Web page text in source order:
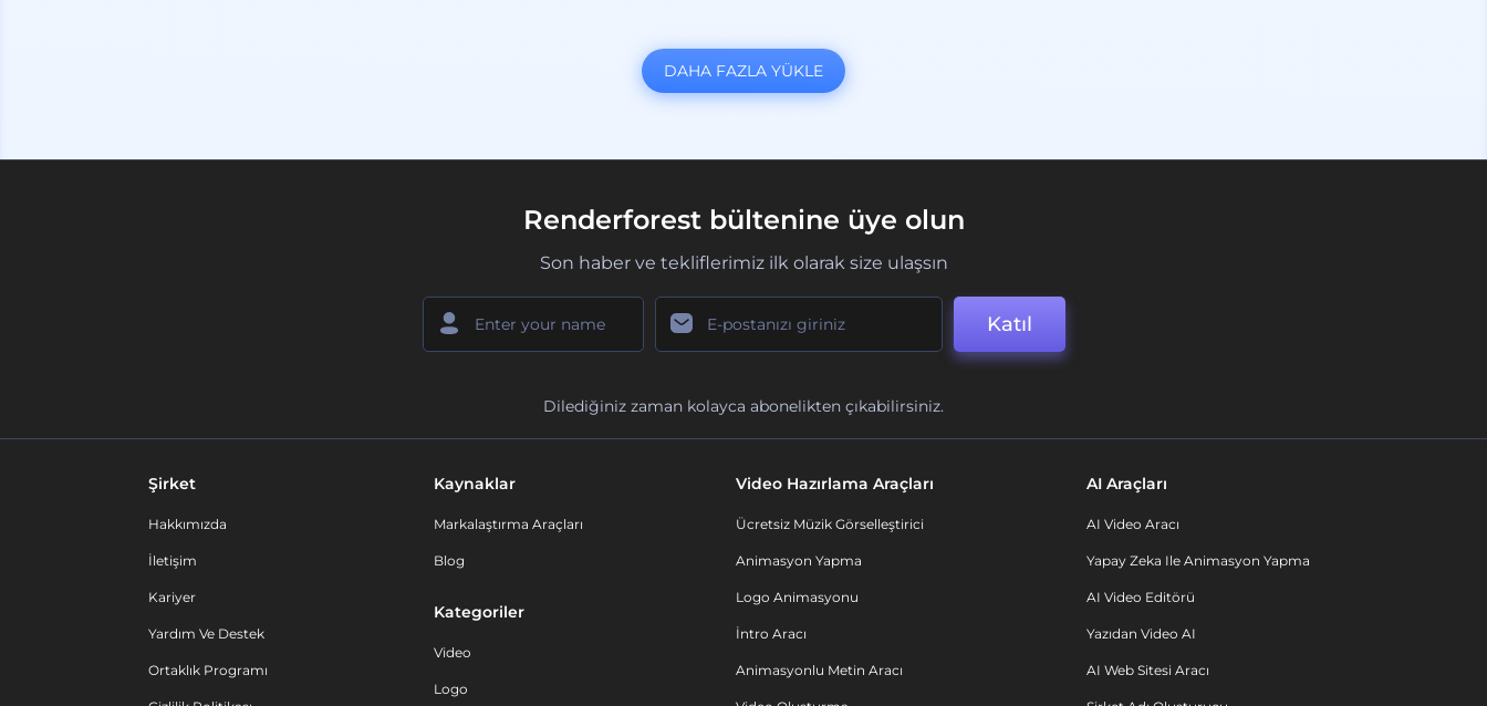
DAHA FAZLA YÜKLE
Renderforest bültenine üye olun
Son haber ve tekliflerimiz ilk olarak size ulaşsın
Katıl
Dilediğiniz zaman kolayca abonelikten çıkabilirsiniz.
Şirket
Hakkımızda
İletişim
Kariyer
Yardım Ve Destek
Ortaklık Programı
Kaynaklar
Markalaştırma Araçları
Blog
Kategoriler
Video
Logo
Video Hazırlama Araçları
Ücretsiz Müzik Görselleştirici
Animasyon Yapma
Logo Animasyonu
İntro Aracı
Animasyonlu Metin Aracı
AI Araçları
AI Video Aracı
Yapay Zeka Ile Animasyon Yapma
AI Video Editörü
Yazıdan Video AI
AI Web Sitesi Aracı